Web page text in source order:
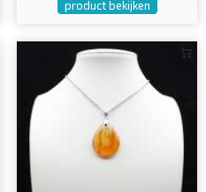
product bekijken